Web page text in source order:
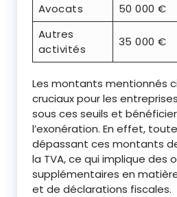
Avocats 50 000 €
Autres
activités
35 000 €
Les montants mentionnés
cruciaux pour les
sous ces seuils et
l’exonération. En effet,
dépassant ces montants
la TVA, ce qui implique des
supplémentaires en
et de déclarations fiscales.